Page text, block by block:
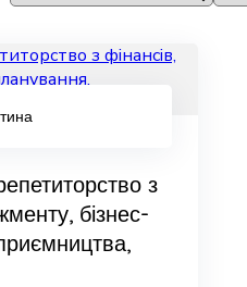
з
бізнес-